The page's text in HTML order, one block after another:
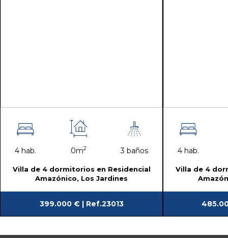
4 hab. 0m2 3 baños
Villa de 4 dormitorios en Residencial
Amazónico, Los Jardines
399.000 € | Ref.23013
4 hab.
Villa de 4